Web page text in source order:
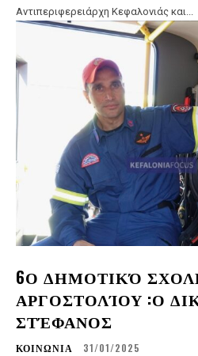
Αντιπεριφερειάρχη Κεφαλονιάς και...
6Ο ΔΗΜΟΤΙΚΌ
ΑΡΓΟΣΤΟΛΊΟΥ :Ο
ΣΤΈΦΑΝΟΣ
ΚΟΙΝΩΝΙΑ 31/01/2025